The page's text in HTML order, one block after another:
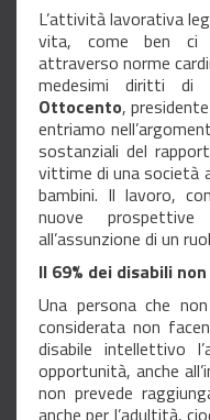
L’attività lavorativa
vita, come ben ci
attraverso norme
medesimi diritti
Ottocento,
entriamo
sostanziali del
vittime di una società
bambini. Il lavoro,
nuove
all’assunzione di un
Il 69% dei disabili
Una persona che
considerata non
disabile intellettivo
opportunità, anche
non prevede
anche per l’adultità,